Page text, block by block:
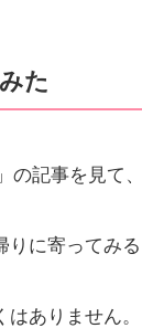
た
記事を見て
に寄ってみる
ありません。